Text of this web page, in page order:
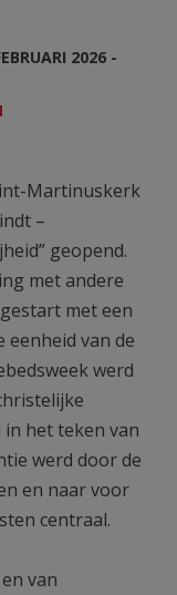
2026 -
Martinuskerk
–
geopend.
met andere
met een
eenheid van de
werd
in het teken van
werd door de
en naar voor
centraal.
van